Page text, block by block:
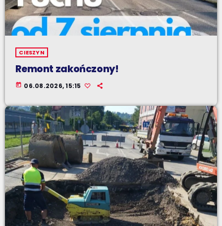
CIESZYN
Remont zakończony!
today 06.08.2026, 15:15